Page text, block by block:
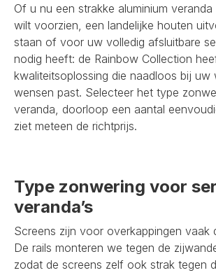
Of u nu een strakke aluminium
wilt voorzien, een landelijke houten
staan of voor uw volledig afsluitbare
nodig heeft: de Rainbow Collection
kwaliteitsoplossing die naadloos bij uw
wensen past. Selecteer het type
veranda, doorloop een aantal
ziet meteen de richtprijs.
Type zonwering voor
veranda’s
Screens zijn voor overkappingen vaak
De rails monteren we tegen de
zodat de screens zelf ook strak tegen